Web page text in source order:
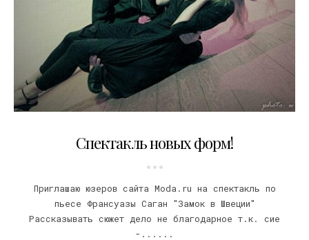
Спектакль новых форм!
Приглашаю юзеров сайта Moda.ru на спектакль по
пьесе Франсуазы Саган "Замок в Швеции"
Рассказывать сюжет дело не благодарное т.к. сие
-......